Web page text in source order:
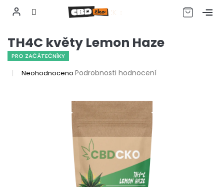
na
obsah
CZK
TH4C květy Lemon Haze
PRO ZAČÁTEČNÍKY
Průměrné
Neohodnoceno Podrobnosti hodnocení